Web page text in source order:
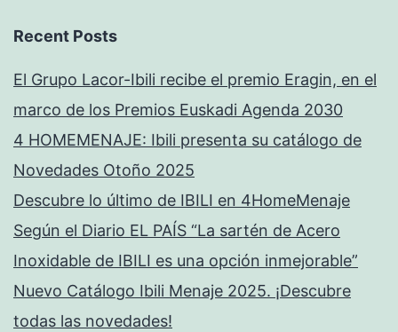
Recent Posts
El Grupo Lacor-Ibili recibe el premio Eragin, en el
marco de los Premios Euskadi Agenda 2030
4 HOMEMENAJE: Ibili presenta su catálogo de
Novedades Otoño 2025
Descubre lo último de IBILI en 4HomeMenaje
Según el Diario EL PAÍS “La sartén de Acero
Inoxidable de IBILI es una opción inmejorable”
Nuevo Catálogo Ibili Menaje 2025. ¡Descubre
todas las novedades!